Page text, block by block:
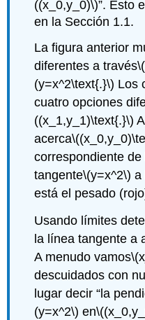
((x_0,y_0)\)”. Esto
en la Sección 1.1.
La figura anterior
diferentes a través
(y=x^2\text{.}\) Los
cuatro opciones
((x_1,y_1)\text{.}\)
acerca
correspondiente
tangente\(y=x^2\) a
está el pesado
Usando límites
la línea tangente a
A menudo vamos
descuidados con
lugar decir “la
(y=x^2\) en